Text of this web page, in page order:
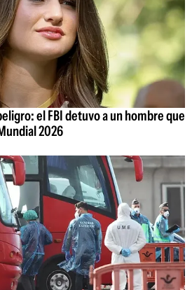
el FBI detuvo a un hombre que
2026